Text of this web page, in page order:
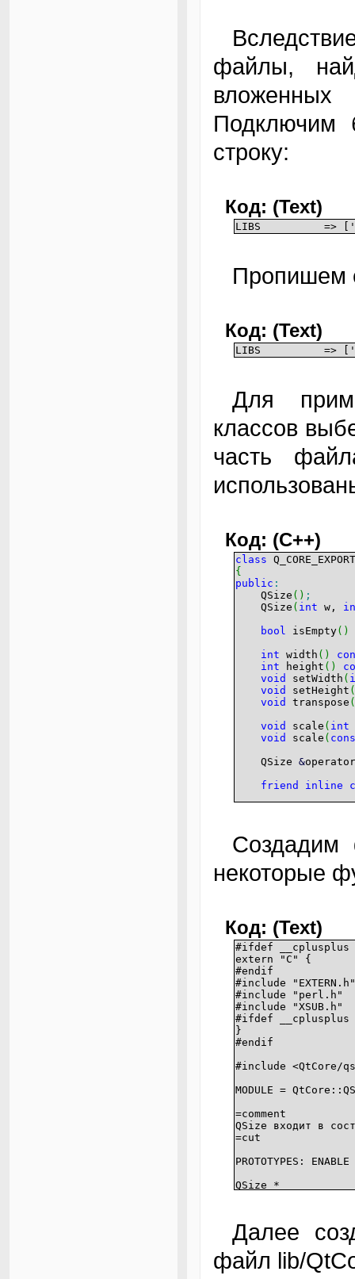
Вследствие этого будут отрабатываться все xs-
файлы,
Подключим
строку:
Код: (Text)
LIBS =>
Пропишем
Код: (Text)
LIBS => ['-L/
Для примера импортирования нескольких
классов
часть
Код: (C++)
class
{
public :
QSize ( ) ;
QSize ( int w,
bool isEmpty( )
int width ( )
int height ( )
void
setWidth (
void
setHeight (
void
transpose (
void
scale ( int
void
scale (
QSize &operator
friend
inline
}
;
Создадим файл QSize.xs (оставив на потом
некоторые
Код: (Text)
#ifdef __cplusplus
extern "C" {
#endif
#include "EXTERN.h"
#include "perl.h"
#include "XSUB.h"
#ifdef __cplusplus
}
#endif
#include <QtCore/
MODULE =
=comment
QSize входит в
=cut
PROTOTYPES: ENABLE
QSize *
QSize::isEmpty()
int
QSize::width()
Далее создаем для класса QSize свой pm-
файл lib/